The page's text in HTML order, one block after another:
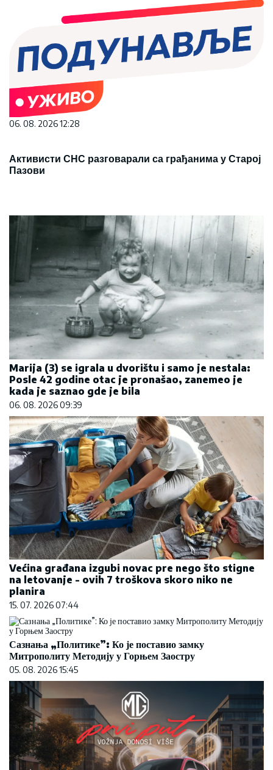
06. 08. 2026 12:28
Активисти СНС разговарали са грађанима у Старој
Пазови
Marija (3) se igrala u dvorištu i samo je nestala:
Posle 42 godine otac je pronašao, zanemeo je
kada je saznao gde je bila
06. 08. 2026 09:39
Većina građana izgubi novac pre nego što stigne
na letovanje - ovih 7 troškova skoro niko ne
planira
15. 07. 2026 07:44
Сазнања „Политике”: Ко је поставио замку
Митрополиту Методију у Горњем Заостру
05. 08. 2026 15:45